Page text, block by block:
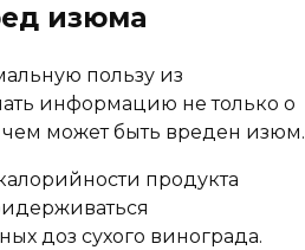
изюма
пользу из
информацию не только о
чем может быть вреден изюм.
продукта
доз сухого винограда.